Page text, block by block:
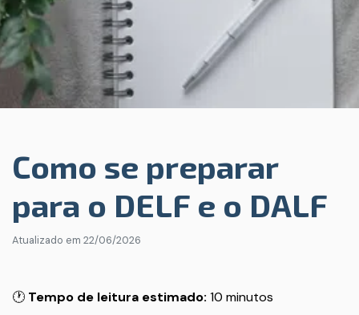
Como se preparar
para o DELF e o DALF
Atualizado em 22/06/2026
🕐 Tempo de leitura estimado: 10 minutos